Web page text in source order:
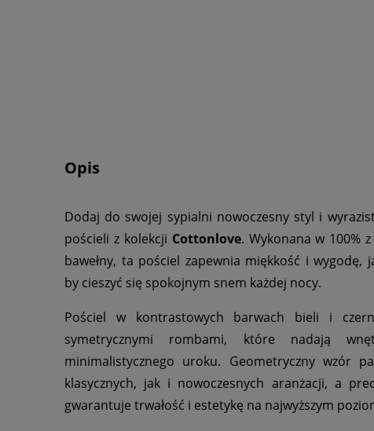
Opis
Dodaj do swojej sypialni nowoczesny styl i
pościeli z kolekcji Cottonlove. Wykonana w 100%
bawełny, ta pościel zapewnia miękkość i wygodę,
by cieszyć się spokojnym snem każdej nocy.
Pościel w kontrastowych barwach bieli i
symetrycznymi rombami, które nadają
minimalistycznego uroku. Geometryczny wzór
klasycznych, jak i nowoczesnych aranżacji, a
gwarantuje trwałość i estetykę na najwyższym